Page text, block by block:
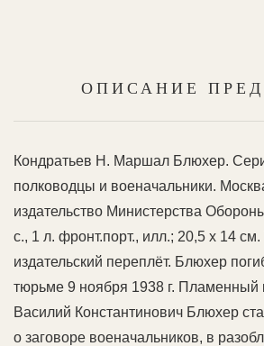
ОПИСАНИЕ
Кондратьев Н. Маршал Блюхер.
полководцы и военачальники.
издательство Министерства
с., 1 л. фронт.порт., илл.; 20,5 х 14
издательский переплёт. Блюхер
тюрьме 9 ноября 1938 г. Пламенный
Василий Константинович Блюхер
о заговоре военачальников, в